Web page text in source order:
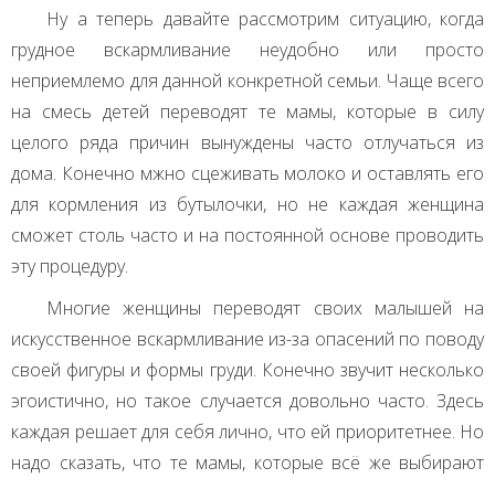
Ну а теперь давайте рассмотрим ситуацию, когда
грудное вскармливание неудобно или просто
неприемлемо для данной конкретной семьи. Чаще всего
на смесь детей переводят те мамы, которые в силу
целого ряда причин вынуждены часто отлучаться из
дома. Конечно мжно сцеживать молоко и оставлять его
для кормления из бутылочки, но не каждая женщина
сможет столь часто и на постоянной основе проводить
эту процедуру.
Многие женщины переводят своих малышей на
искусственное вскармливание из-за опасений по поводу
своей фигуры и формы груди. Конечно звучит несколько
эгоистично, но такое случается довольно часто. Здесь
каждая решает для себя лично, что ей приоритетнее. Но
надо сказать, что те мамы, которые всё же выбирают